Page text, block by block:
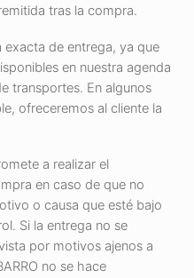
tras la compra.
de entrega, ya que
en nuestra agenda
transportes. En algunos
ofreceremos al cliente la
a realizar el
en caso de que no
o causa que esté bajo
Si la entrega no se
por motivos ajenos a
no se hace